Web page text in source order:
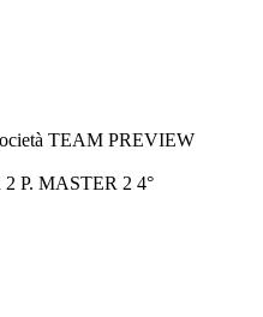
TEAM PREVIEW
2 P. MASTER 2 4°